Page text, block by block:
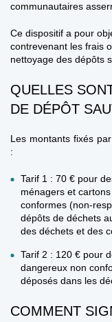
communautaires
Ce dispositif a pour
contrevenant les frais
nettoyage des dépôts
QUELLES
DE DÉPÔT
Les montants fixés
:
Tarif 1 : 70 € pour
ménagers et
conformes (non-
dépôts de déchets
des déchets et des
Tarif 2 : 120 € pour
dangereux non
déposés dans les
COMMENT